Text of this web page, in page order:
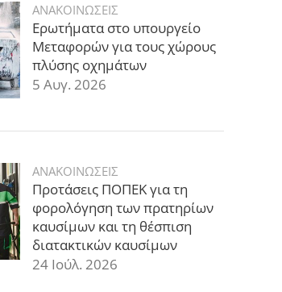
ΑΝΑΚΟΙΝΩΣΕΙΣ
Ερωτήματα στο υπουργείο
Μεταφορών για τους χώρους
πλύσης οχημάτων
5 Αυγ. 2026
ΑΝΑΚΟΙΝΩΣΕΙΣ
Προτάσεις ΠΟΠΕΚ για τη
φορολόγηση των πρατηρίων
καυσίμων και τη θέσπιση
διατακτικών καυσίμων
24 Ιούλ. 2026